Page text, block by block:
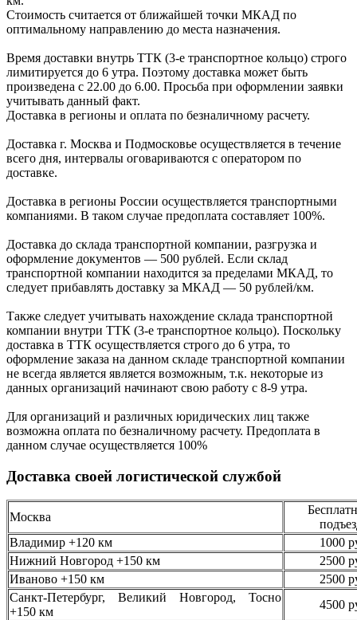
Стоимость считается от ближайшей точки МКАД по
оптимальному направлению до места назначения.
Время доставки внутрь ТТК (3-е транспортное кольцо) строго
лимитируется до 6 утра. Поэтому доставка может быть
произведена с 22.00 до 6.00. Просьба при оформлении заявки
учитывать данный факт.
Доставка в регионы и оплата по безналичному расчету.
Доставка г. Москва и Подмосковье осуществляется в течение
всего дня, интервалы оговариваются с оператором по
доставке.
Доcтавка в регионы России осуществляется транспортными
компаниями. В таком случае предоплата составляет 100%.
Доставка до склада транспортной компании, разгрузка и
оформление документов — 500 рублей. Если склад
транспортной компании находится за пределами МКАД, то
следует прибавлять доставку за МКАД — 50 рублей/км.
Также следует учитывать нахождение склада транспортной
компании внутри ТТК (3-е транспортное кольцо). Поскольку
доставка в ТТК осуществляется строго до 6 утра, то
оформление заказа на данном складе транспортной компании
не всегда является является возможным, т.к. некоторые из
данных организаций начинают свою работу с 8-9 утра.
Для организаций и различных юридических лиц также
возможна оплата по безналичному расчету. Предоплата в
данном случае осуществляется 100%
Доставка своей логистической службой
Москва
Владимир +120 км
1000
Нижний Новгород +150 км
2500
Иваново +150 км
2500
Санкт-Петербург, Великий Новгород, Тосно
+150 км
4500